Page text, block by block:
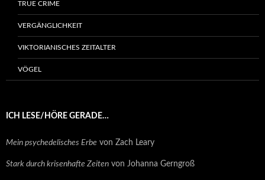
TRUE CRIME
VERGÄNGLICHKEIT
VIKTORIANISCHES ZEITALTER
VÖGEL
ICH LESE/HÖRE GERADE…
Mein psychedelisches Erbe von Zach Leary
Stark durch krisenhafte Zeiten von Johanna Gerngroß